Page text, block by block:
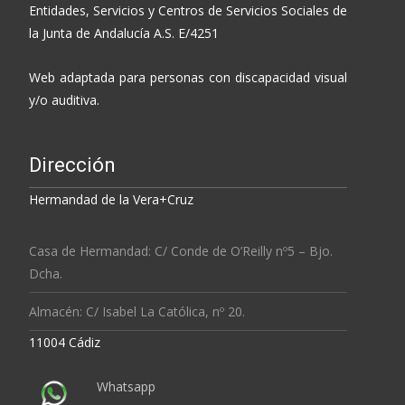
Entidades, Servicios y Centros de Servicios Sociales de
la Junta de Andalucía A.S. E/4251
Web adaptada para personas con discapacidad visual
y/o auditiva.
Dirección
Hermandad de la Vera+Cruz
Casa de Hermandad: C/ Conde de O’Reilly nº5 – Bjo.
Dcha.
Almacén: C/ Isabel La Católica, nº 20.
11004 Cádiz
Whatsapp